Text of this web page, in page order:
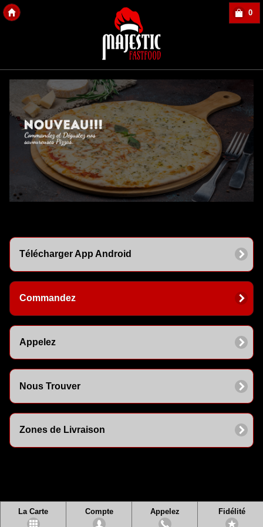
0
Télécharger App Android
Commandez
Appelez
Nous Trouver
Zones de Livraison
La Carte Compte Appelez Fidélité
Copyright Des-click